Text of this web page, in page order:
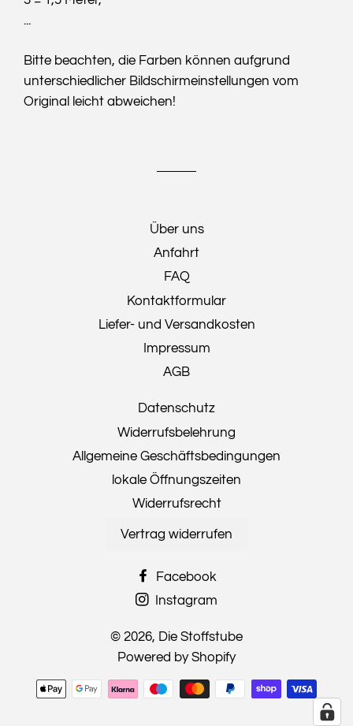
...
Bitte beachten, die Farben können aufgrund
unterschiedlicher Bildschirmeinstellungen vom
Original leicht abweichen!
Über uns
Anfahrt
FAQ
Kontaktformular
Liefer- und Versandkosten
Impressum
AGB
Datenschutz
Widerrufsbelehrung
Allgemeine Geschäftsbedingungen
lokale Öffnungszeiten
Widerrufsrecht
Vertrag widerrufen
Facebook
Instagram
© 2026, Die Stoffstube
Powered by Shopify
Zahlungsmethoden